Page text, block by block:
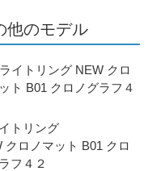
他のモデル
トリング
クロノマット B01 クロ
フ４２